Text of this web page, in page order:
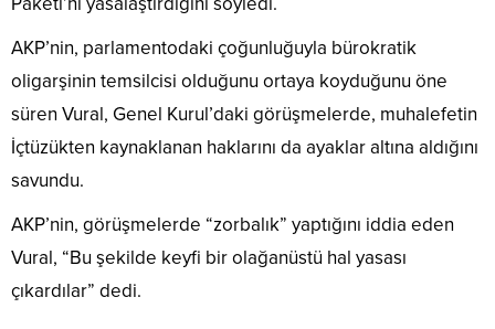
AKP’nin, parlamentodaki çoğunluğuyla bürokratik
oligarşinin temsilcisi olduğunu ortaya koyduğunu öne
süren Vural, Genel Kurul’daki görüşmelerde, muhalefetin
İçtüzükten kaynaklanan haklarını da ayaklar altına aldığını
savundu.
AKP’nin, görüşmelerde “zorbalık” yaptığını iddia eden
Vural, “Bu şekilde keyfi bir olağanüstü hal yasası
çıkardılar” dedi.